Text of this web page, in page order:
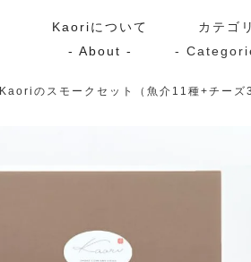
Kaoriについて
- About -
カテゴリ
-
Kaoriのスモークセット（魚介11種+チーズ3